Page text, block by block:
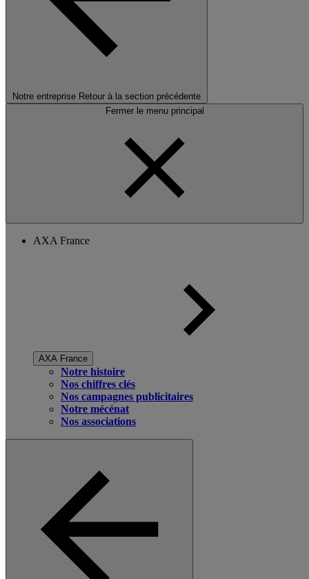
Notre entreprise Retour à la section précédente
Fermer le menu principal
AXA France
AXA France
Notre histoire
Nos chiffres clés
Nos campagnes publicitaires
Notre mécénat
Nos associations